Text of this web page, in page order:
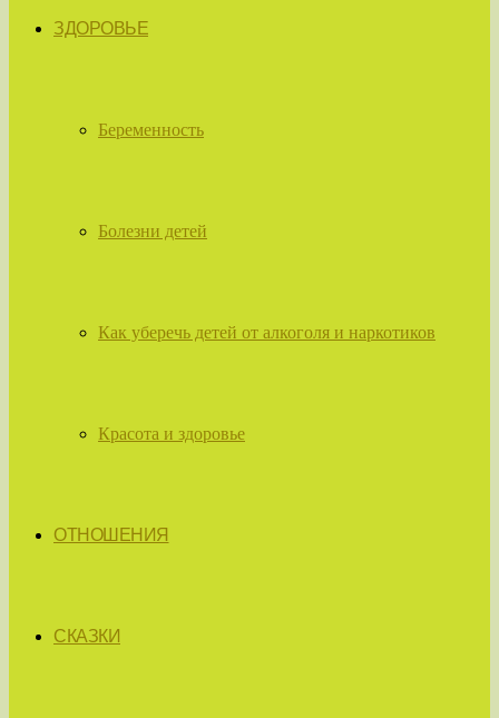
ЗДОРОВЬЕ
Беременность
Болезни детей
Как уберечь детей от алкоголя и наркотиков
Красота и здоровье
ОТНОШЕНИЯ
СКАЗКИ